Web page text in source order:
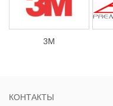
3М
КОНТАКТЫ